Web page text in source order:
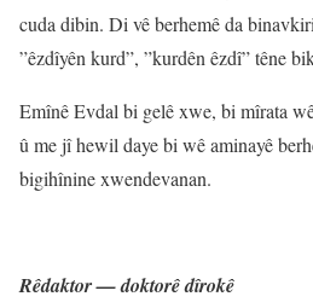
cuda dibin. Di vê berhemê da
”êzdîyên kurd”, ”kurdên êzdî” têne
Emînê Evdal bi gelê xwe, bi mîrata
û me jî hewil daye bi wê aminayê
bigihînine xwendevanan.
Rêdaktor — doktorê dîrokê